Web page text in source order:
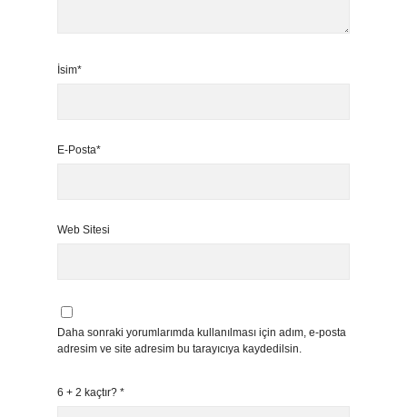
İsim*
E-Posta*
Web Sitesi
Daha sonraki yorumlarımda kullanılması için adım, e-posta
adresim ve site adresim bu tarayıcıya kaydedilsin.
6 + 2 kaçtır? *